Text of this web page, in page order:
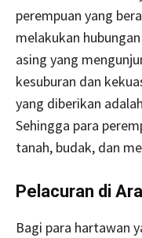
perempuan yang
melakukan
asing yang
kesuburan dan
yang diberikan
Sehingga para
tanah, budak, dan
Pelacuran di
Bagi para hartawan